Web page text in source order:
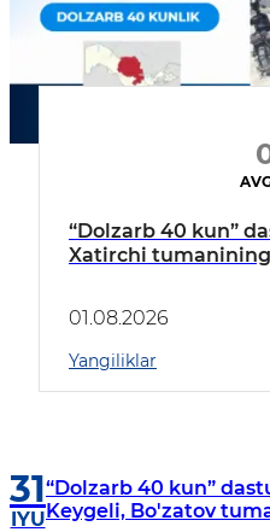
“Dolzarb 40 kun”
Xatirchi tumanining
borildi
01.08.2026
Yangiliklar
31
IYU
“Dolzarb 40 kun”
Keygeli, Bo'zatov